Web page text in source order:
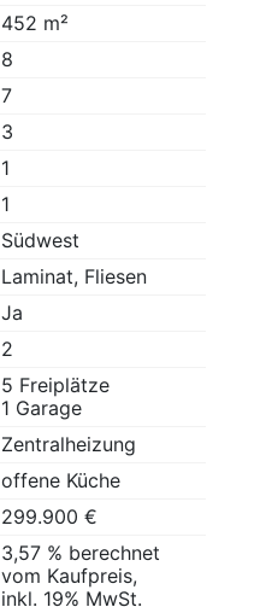
452 m²
8
7
3
1
1
Südwest
Laminat, Fliesen
Ja
2
5 Freiplätze
1 Garage
Zentralheizung
offene Küche
299.900 €
3,57 % berechnet
vom Kaufpreis,
inkl. 19% MwSt.